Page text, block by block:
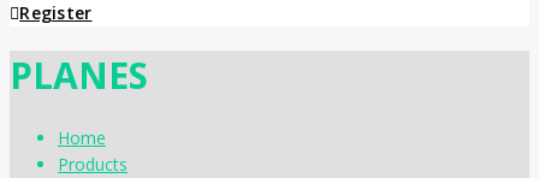
Register
PLANES
Home
Products